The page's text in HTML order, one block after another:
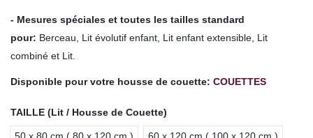
- Mesures spéciales et toutes les tailles standard
pour: Berceau, Lit évolutif enfant, Lit enfant extensible, Lit
combiné et Lit.
Disponible pour votre housse de couette: COUETTES
TAILLE (Lit / Housse de Couette)